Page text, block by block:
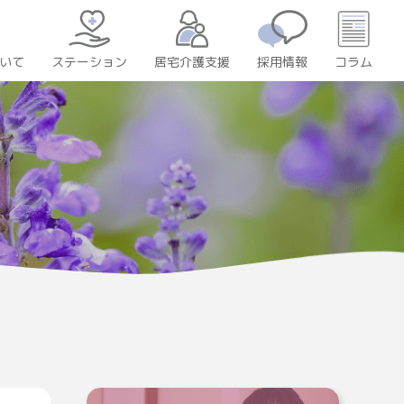
て ステーション 居宅介護支援 採用情報 コラム